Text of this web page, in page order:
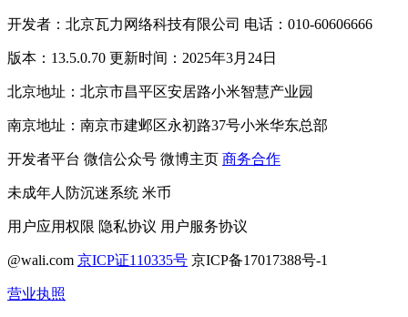
开发者：北京瓦力网络科技有限公司 电话：010-60606666
版本：13.5.0.70 更新时间：2025年3月24日
北京地址：北京市昌平区安居路小米智慧产业园
南京地址：南京市建邺区永初路37号小米华东总部
开发者平台 微信公众号 微博主页 商务合作
未成年人防沉迷系统 米币
用户应用权限 隐私协议 用户服务协议
@wali.com 京ICP证110335号 京ICP备17017388号-1
营业执照